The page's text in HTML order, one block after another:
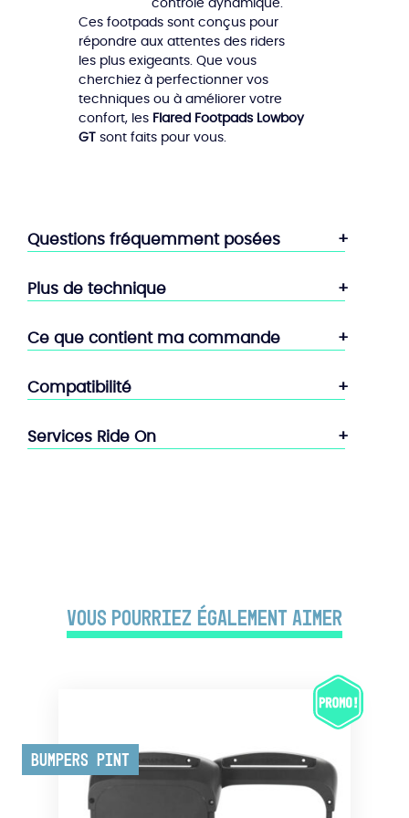
contrôle dynamique.
Ces footpads sont conçus pour
répondre aux attentes des riders
les plus exigeants. Que vous
cherchiez à perfectionner vos
techniques ou à améliorer votre
confort, les Flared Footpads Lowboy
GT
sont faits pour vous.
Questions fréquemment posées
Plus de technique
Ce que contient ma commande
Compatibilité
Services Ride On
Vous pourriez également aimer
Bumpers Pint